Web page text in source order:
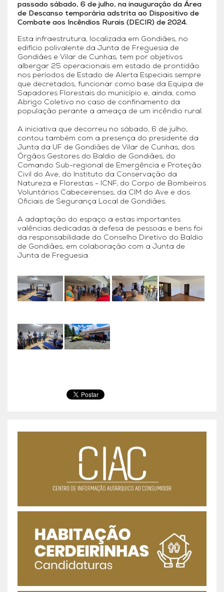
passado sábado, 6 de julho, na inauguração da Área
de Descanso temporária adstrita ao Dispositivo de
Combate aos Incêndios Rurais (DECIR) de 2024.
Esta infraestrutura, localizada em Gondiães, no
edifício polivalente da Junta de Freguesia de
Gondiães e Vilar de Cunhas, tem por objetivos
albergar 25 operacionais em estado de prontidão
nos períodos de Estado de Alerta Especiais sempre
que decretados, funcionar como base da Equipa de
Sapadores Florestais do município e, ainda, como
Abrigo Coletivo no caso de confinamento da
população perante a ameaça de um incêndio rural.
A iniciativa que decorreu no sábado, 6 de julho,
contou também com a presença do presidente da
Junta da UF de Gondiães de Vilar de Cunhas, dos
Órgãos Gestores do Baldio de Gondiães, do
Comando Sub-regional de Emergência e Proteção
Civil do Ave, do Instituto da Conservação da
Natureza e Florestas - ICNF, do Corpo de Bombeiros
Voluntários Cabeceirenses, da CIM do Ave e dos
Oficiais de Segurança Local de Gondiães.
A adaptação do espaço a estas importantes
valências dedicadas à defesa de pessoas e bens foi
da responsabilidade do Conselho Diretivo do Baldio
de Gondiães, em colaboração com a Junta de
Junta de Freguesia.